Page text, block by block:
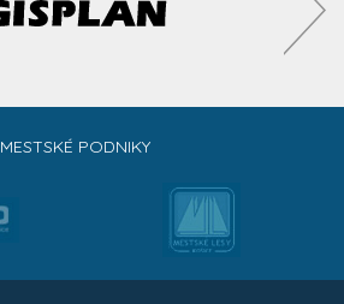
MESTSKÉ PODNIKY